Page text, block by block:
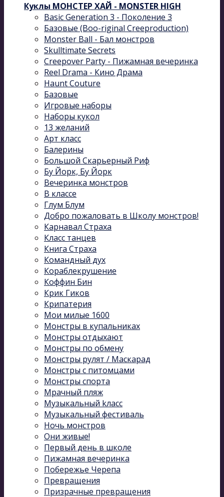
Куклы МОНСТЕР ХАЙ - MONSTER HIGH
Basic Generation 3 - Поколение 3
Базовые (Boo-riginal Creeproduction)
Monster Ball - Бал монстров
Skulltimate Secrets
Creepover Party - Пижамная вечеринка
Reel Drama - Кино Драма
Haunt Couture
Базовые
Игровые наборы
Наборы кукол
13 желаний
Арт класс
Балерины
Большой Скарьерный Риф
Бу Йорк, Бу Йорк
Вечеринка монстров
В классе
Глум Блум
Добро пожаловать в Школу монстров!
Карнавал Cтраха
Класс танцев
Книга Страха
Командный дух
Кораблекрушение
Коффин Бин
Крик Гиков
Крипатерия
Мои милые 1600
Монстры в купальниках
Монстры отдыхают
Монстры по обмену
Монстры рулят / Маскарад
Монстры с питомцами
Монстры спорта
Мрачный пляж
Музыкальный kласс
Музыкальный фестиваль
Ночь монстров
Они живые!
Первый день в школе
Пижамная вечеринка
Побережье Черепа
Превращения
Призрачные превращения